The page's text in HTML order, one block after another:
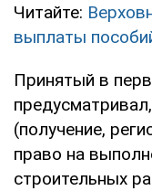
Читайте:
выплаты
Принятый в
(получение,
право на
строительных